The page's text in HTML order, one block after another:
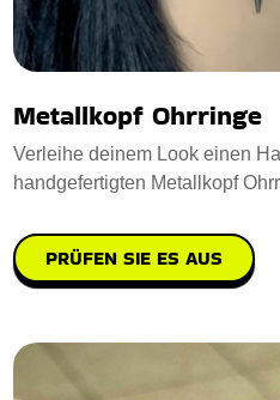
Metallkopf Ohrringe
Verleihe deinem Look einen
handgefertigten Metallkopf
PRÜFEN SIE ES AUS